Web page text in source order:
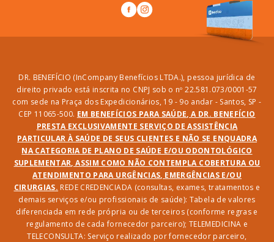
DR. BENEFÍCIO (InCompany Benefícios LTDA.), pessoa jurídica de
direito privado está inscrita no CNPJ sob o nº 22.581.073/0001-57
com sede na Praça dos Expedicionários, 19 - 9o andar - Santos, SP -
CEP 11065-500. EM BENEFÍCIOS PARA SAÚDE, A DR. BENEFÍCIO
PRESTA EXCLUSIVAMENTE SERVIÇO DE ASSISTÊNCIA
PARTICULAR À SAÚDE DE SEUS CLIENTES E NÃO SE ENQUADRA
NA CATEGORIA DE PLANO DE SAÚDE E/OU ODONTOLÓGICO
SUPLEMENTAR, ASSIM COMO NÃO CONTEMPLA COBERTURA OU
ATENDIMENTO PARA URGÊNCIAS, EMERGÊNCIAS E/OU
CIRURGIAS. REDE CREDENCIADA (consultas, exames, tratamentos e
demais serviços e/ou profissionais de saúde): Tabela de valores
diferenciada em rede própria ou de terceiros (conforme regras e
regulamento de cada fornecedor parceiro); TELEMEDICINA e
TELECONSULTA: Serviço realizado por fornecedor parceiro,